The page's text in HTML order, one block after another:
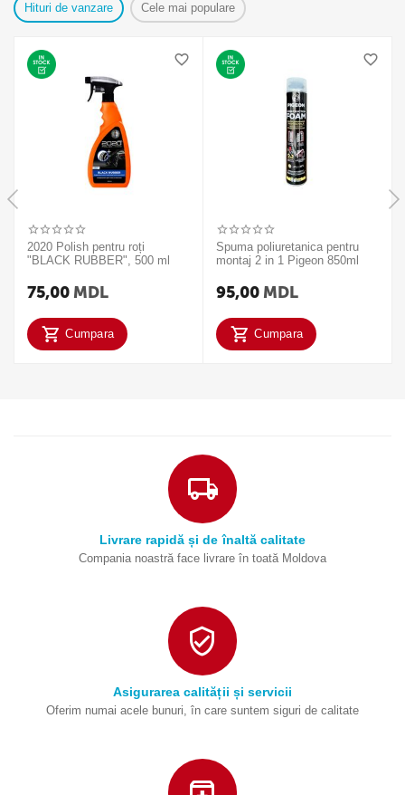
Hituri de vanzare Cele mai populare
2020 Polish pentru roți
"BLACK RUBBER", 500 ml
75,00 MDL
Cumpara
Spuma poliuretanica pentru
montaj 2 in 1 Pigeon 850ml
95,00 MDL
Cumpara
Livrare rapidă și de înaltă calitate
Compania noastră face livrare în toată Moldova
Asigurarea calității și servicii
Oferim numai acele bunuri, în care suntem siguri de calitate